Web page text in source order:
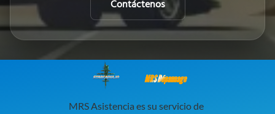
Contáctenos
MRS Dépannage
MRS Asistencia es su servicio de